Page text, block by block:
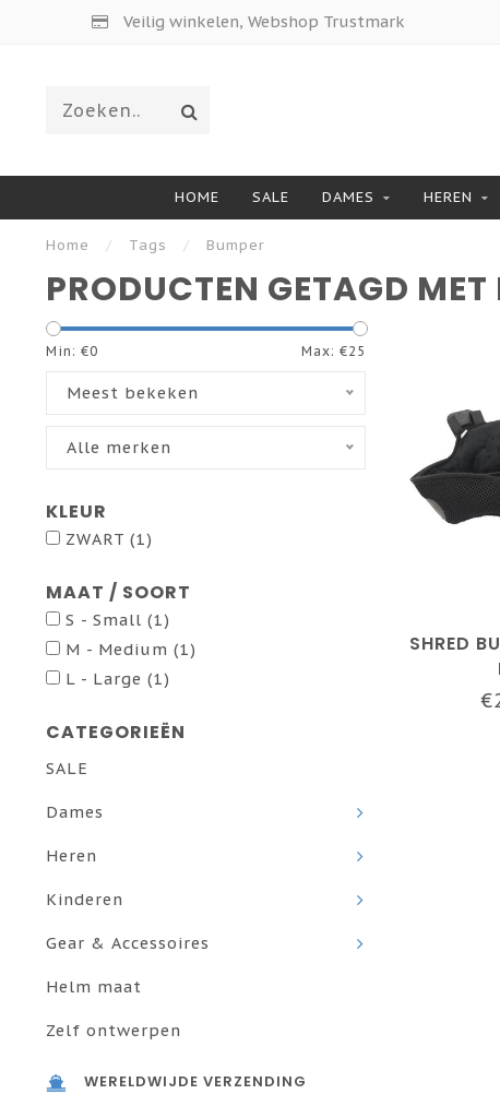
Veilig winkelen, Webshop Trustmark
HOME SALE DAMES HEREN
Home / Tags / Bumper
PRODUCTEN GETAGD MET
Min: €0 Max: €25
Meest bekeken
Alle merken
KLEUR
ZWART (1)
MAAT / SOORT
S - Small (1)
M - Medium (1)
L - Large (1)
CATEGORIEËN
SALE
Dames
Heren
Kinderen
Gear & Accessoires
Helm maat
Zelf ontwerpen
WERELDWIJDE VERZENDING
SHRED